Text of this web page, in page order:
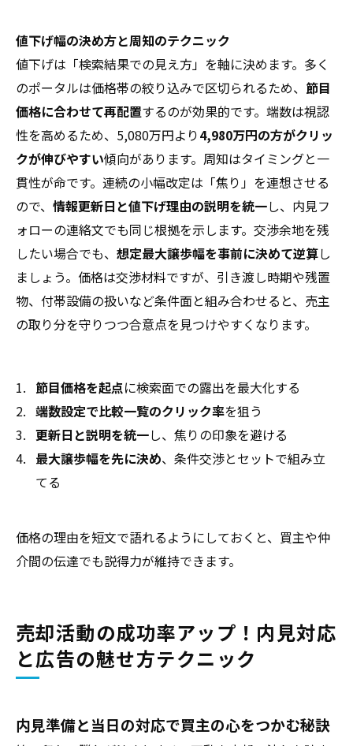
値下げ幅の決め方と周知のテクニック
値下げは「検索結果での見え方」を軸に決めます。多く
のポータルは価格帯の絞り込みで区切られるため、 節目
価格に合わせて再配置するのが効果的です。端数は視認
性を高めるため、5,080万円より4,980万円の方がクリッ
クが伸びやすい傾向があります。周知はタイミングと一
貫性が命です。連続の小幅改定は「焦り」を連想させる
ので、 情報更新日と値下げ理由の説明を統一し、内見フ
ォローの連絡文でも同じ根拠を示します。交渉余地を残
したい場合でも、 想定最大譲歩幅を事前に決めて逆算し
ましょう。価格は交渉材料ですが、引き渡し時期や残置
物、付帯設備の扱いなど条件面と組み合わせると、売主
の取り分を守りつつ合意点を見つけやすくなります。
節目価格を起点に検索面での露出を最大化する
端数設定で比較一覧のクリック率を狙う
更新日と説明を統一し、焦りの印象を避ける
最大譲歩幅を先に決め、条件交渉とセットで組み立
てる
価格の理由を短文で語れるようにしておくと、買主や仲
介間の伝達でも説得力が維持できます。
売却活動の成功率アップ！内見対応
と広告の魅せ方テクニック
内見準備と当日の対応で買主の心をつかむ秘訣